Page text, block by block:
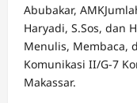
Abubakar,
Haryadi, S.Sos, dan
Menulis, Membaca,
Komunikasi II/G-7
Makassar.